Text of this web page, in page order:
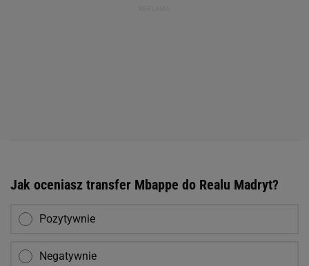
Jak oceniasz transfer Mbappe do Realu Madryt?
Pozytywnie
Negatywnie